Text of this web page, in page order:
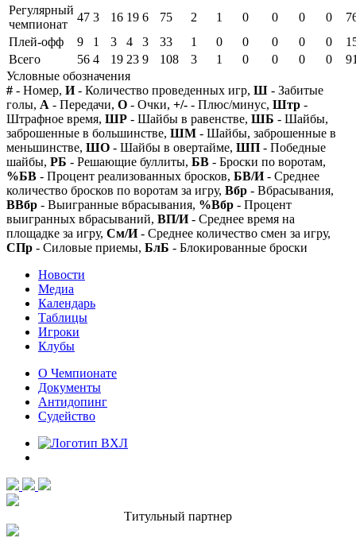
Регулярный
чемпионат
47 3 16 19 6 75 2 1 0 0 0 0
Плей-офф
9 1 3 4 3 33 1 0 0 0 0 0
Всего
56 4 19 23 9 108 3 1 0 0 0 0
Условные обозначения
# - Номер, И- Количество проведенных игр, Ш - Забитые
голы, А - Передачи, О - Очки, +/- - Плюс/минус, Штр -
Штрафное время, ШР - Шайбы в равенстве, ШБ - Шайбы,
заброшенные в большинстве, ШМ - Шайбы, заброшенные в
меньшинстве, ШО - Шайбы в овертайме, ШП - Победные
шайбы, РБ - Решающие буллиты, БВ - Броски по воротам,
%БВ - Процент реализованных бросков, БВ/И- Среднее
количество бросков по воротам за игру, Вбр - Вбрасывания,
ВВбр - Выигранные вбрасывания, %Вбр - Процент
выигранных вбрасываний, ВП/И- Среднее время на
площадке за игру, См/И- Среднее количество смен за игру,
СПр - Силовые приемы, БлБ - Блокированные броски
Новости
Медиа
Календарь
Таблицы
Игроки
Клубы
О Чемпионате
Документы
Антидопинг
Судейство
Титульный партнер